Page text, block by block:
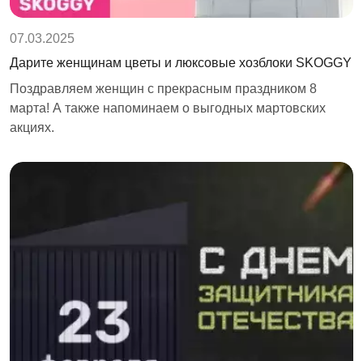
07.03.2025
Дарите женщинам цветы и люксовые хозблоки SKOGGY
Поздравляем женщин с прекрасным праздником 8
марта! А также напоминаем о выгодных мартовских
акциях.